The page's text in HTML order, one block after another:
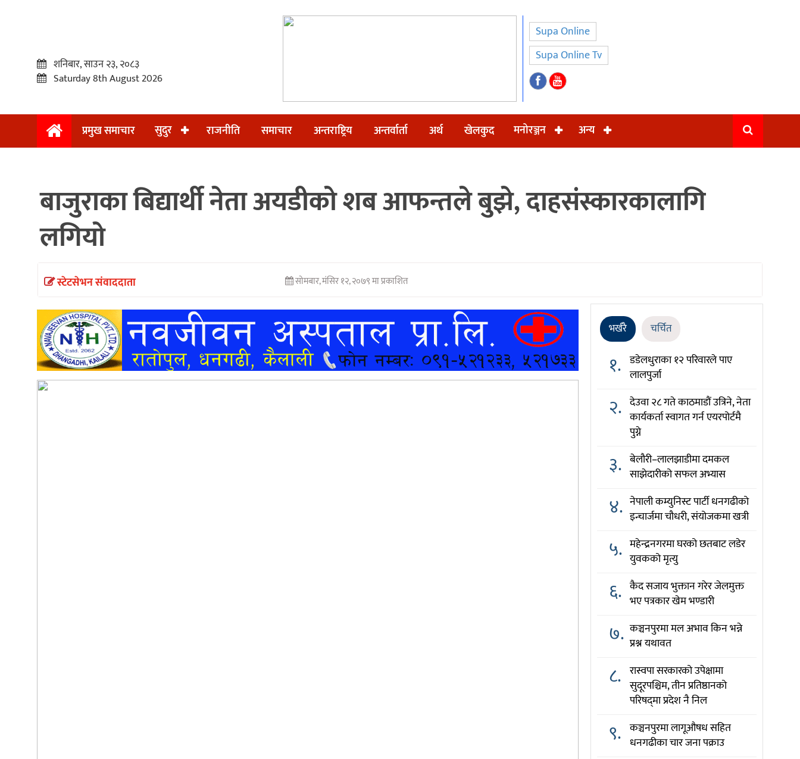
प्रमुख
समाचार
अन्तर्वार्ता
खेलकुद
मनोरञ्जन
शनिबार, साउन २३, २०८३
Saturday 8th August 2026
Supa Online
Supa Online Tv
प्रमुख समाचार सुदुर राजनीति समाचार अन्तराष्ट्रिय अन्तर्वार्ता अर्थ खेलकुद मनोरञ्जन अन्य
बाजुराका बिद्यार्थी नेता अयडीको शब आफन्तले बुझे, दाहसंस्कारकालागि
लगियो
स्टेटसेभन संवाददाता सोमबार, मंसिर १२, २०७९ मा प्रकाशित
भर्खरै चर्चित
१. डडेलधुराका १२ परिवारले पाए
लालपुर्जा
२. देउवा २८ गते काठमाडौं उत्रिने, नेता
कार्यकर्ता स्वागत गर्न एयरपोर्टमै
पुग्ने
३. बेलौरी–लालझाडीमा दमकल
साझेदारीको सफल अभ्यास
४. नेपाली कम्युनिस्ट पार्टी धनगढीको
इन्चार्जमा चौधरी, संयोजकमा खत्री
५. महेन्द्रनगरमा घरको छतबाट लडेर
युवकको मृत्यु
६. कैद सजाय भुक्तान गरेर जेलमुक्त
भए पत्रकार खेम भण्डारी
७. कञ्चनपुरमा मल अभाव किन भन्ने
प्रश्न यथावत
८. रास्वपा सरकारको उपेक्षामा
सुदूरपश्चिम, तीन प्रतिष्ठानको
परिषद्‌मा प्रदेश नै निल
९. कञ्चनपुरमा लागूऔषध सहित
धनगढीका चार जना पक्राउ